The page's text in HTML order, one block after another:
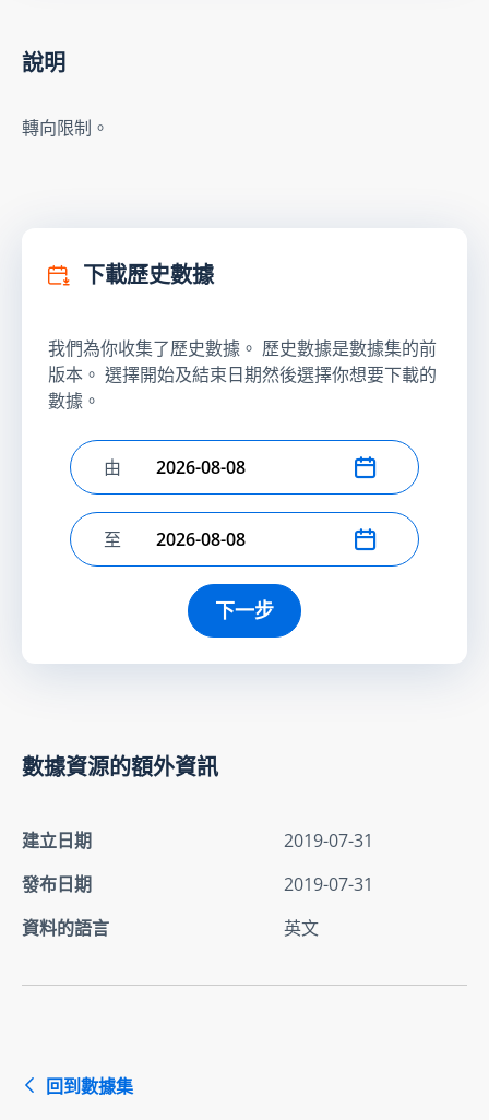
說明
轉向限制。
下載歷史數據
我們為你收集了歷史數據。 歷史數據是數據集的前
版本。 選擇開始及結束日期然後選擇你想要下載的
數據。
選擇開始日期
由
選擇結束日期
至
下一步
數據資源的額外資訊
建立日期
2019-07-31
發布日期
2019-07-31
資料的語言
英文
回到數據集